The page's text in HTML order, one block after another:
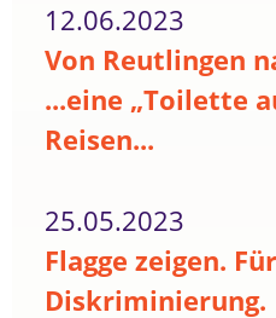
12.06.2023
Von Reutlingen
...eine „Toilette
Reisen...
25.05.2023
Flagge zeigen.
Diskriminierung.